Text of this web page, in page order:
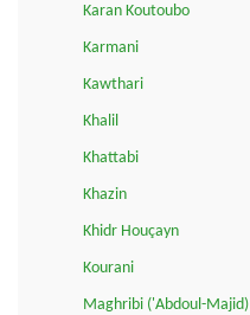
Karan Koutoubo
Karmani
Kawthari
Khalil
Khattabi
Khazin
Khidr Houçayn
Kourani
Maghribi ('Abdoul-Majid)